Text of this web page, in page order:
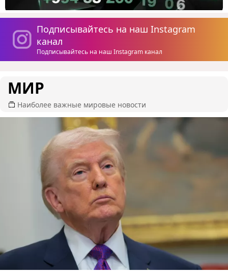
Подписывайтесь на наш Instagram
канал
Подписывайтесь на наш Instagram канал
МИР
Наиболее важные мировые новости